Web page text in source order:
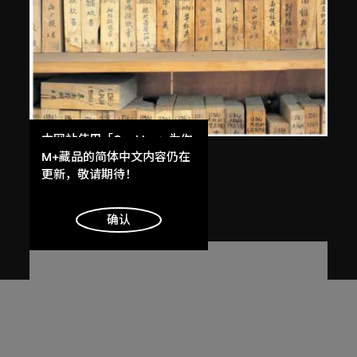
MAP Office、古儒郎
南嶺
本网站使用「Cookies」为你
提供最好的网站体验。
了解更多
明白
M+藏品的简体中文内容仍在
更新，敬请期待！
确认